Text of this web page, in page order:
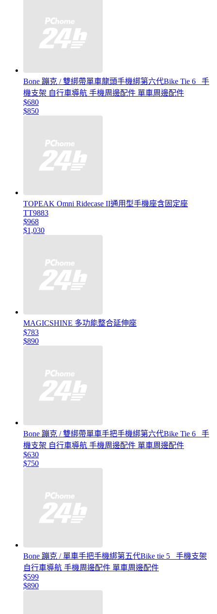
Bone 蹦克 / 雙綁帶單車龍頭手機綁第六代Bike Tie 6 _手
機支架 自行車導航 手機周邊配件 單車周邊配件
$680
$850
TOPEAK Omni Ridecase II通用型手機座含固定座
TT9883
$968
$1,030
MAGICSHINE 多功能整合延伸座
$783
$890
Bone 蹦克 / 雙綁帶單車手把手機綁第六代Bike Tie 6 _手
機支架 自行車導航 手機周邊配件 單車周邊配件
$630
$750
Bone 蹦克 / 單車手把手機綁第五代Bike tie 5 _手機支架
自行車導航 手機周邊配件 單車周邊配件
$599
$890